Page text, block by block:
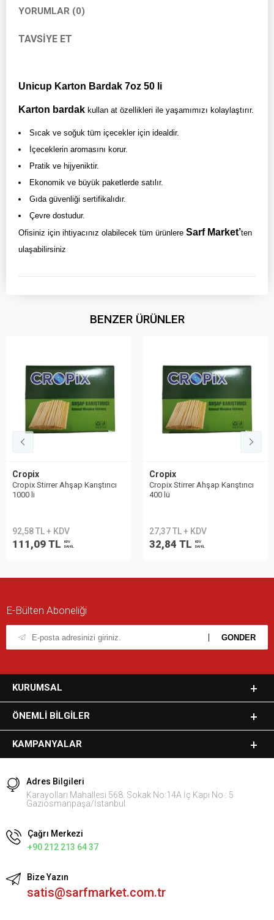
YORUMLAR (0)
TAVSIYE ET
Unicup Karton Bardak 7oz 50 li
Karton bardak kullan at özellikleri ile yaşamımızı kolaylaştırır.
Sıcak ve soğuk tüm içecekler için idealdir.
İçeceklerin aromasını korur.
Pratik ve hijyeniktir.
Ekonomik ve büyük paketlerde satılır.
Gıda güvenliği sertifikalıdır.
Çevre dostudur.
Ofisiniz için ihtiyacınız olabilecek tüm ürünlere Sarf Market’ten
ulaşabilirsiniz
BENZER ÜRÜNLER
Cropix
Cropix Stirrer Ahşap Karıştırıcı
1000 li
92,58 TL + KDV
111,09 TL
KDV
DAHİL
Cropix
Cropix Stirrer Ahşap Karıştırıcı
400 lü
27,37 TL + KDV
32,84 TL
KDV
DAHİL
E-Bülten Aboneliği
KURUMSAL
ÖNEMLI BILGILER
KAMPANYALAR
Adres Bilgileri
Karayolları Mahallesi 568. Sokak No:14A İç Kapı No : 5
Gaziosmanpaşa/İstanbul
Çağrı Merkezi
+90 212 213 64 37
Bize Yazın
satis@sarfmarket.com.tr